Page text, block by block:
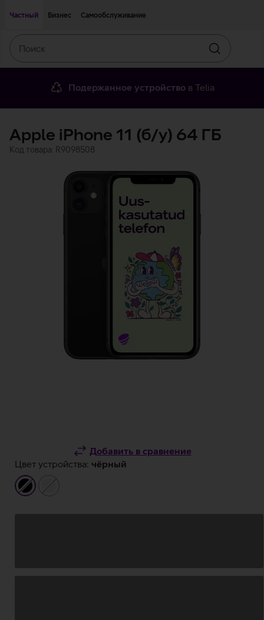
Частный
Бизнес Самообслуживание
Искать
Подержанное устройство в Telia
Apple iPhone 11 (б/у) 64 ГБ
Код товара: R9098508
Добавить в сравнение
Цвет устройства: чёрный
чёрныйбелый